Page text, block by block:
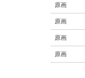
原画
原画
原画
原画